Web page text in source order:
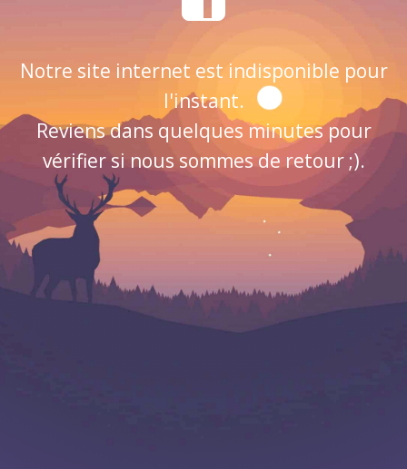
Notre site internet est indisponible pour
l'instant.
Reviens dans quelques minutes pour
vérifier si nous sommes de retour ;).